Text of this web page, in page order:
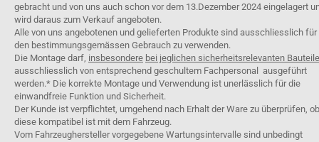
gebracht und von uns auch schon vor dem 13.Dezember 2024 eingelagert
wird daraus zum Verkauf angeboten.
Alle von uns angebotenen und gelieferten Produkte sind ausschliesslich für
den bestimmungsgemässen Gebrauch zu verwenden.
Die Montage darf, insbesondere bei jeglichen sicherheitsrelevanten
ausschliesslich von entsprechend geschultem Fachpersonal ausgeführt
werden.* Die korrekte Montage und Verwendung ist unerlässlich für die
einwandfreie Funktion und Sicherheit.
Der Kunde ist verpflichtet, umgehend nach Erhalt der Ware zu überprüfen, ob
diese kompatibel ist mit dem Fahrzeug.
Vom Fahrzeughersteller vorgegebene Wartungsintervalle sind unbedingt